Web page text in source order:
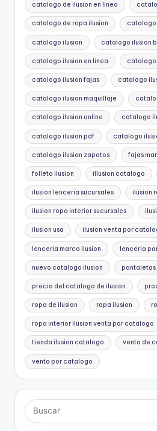
catalogo de ilusion en linea
catalogo de ropa ilusion catalogo
catalogo ilusion catalogo ilusion
catalogo ilusion en linea catalogo
catalogo ilusion fajas catalogo
catalogo ilusion maquillaje
catalogo ilusion online catalogo
catalogo ilusion pdf catalogo
catalogo ilusion zapatos fajas
folleto ilusion illusion catalogo
ilusion lenceria sucursales ilusion
ilusion ropa interior sucursales
ilusion usa ilusion venta por
lenceria marca ilusion lenceria
nuevo catalogo ilusion pantaletas
precio del catalogo de ilusion
ropa de ilusion ropa ilusion
ropa interior ilusion venta por catalogo
tienda ilusion catalogo venta de
venta por catalogo